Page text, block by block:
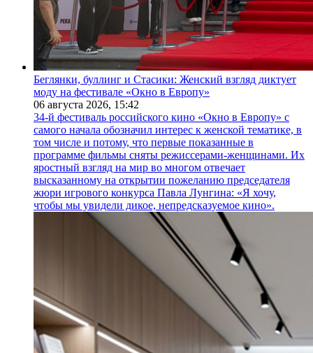
Беглянки, буллинг и Стасики: Женский взгляд диктует
моду на фестивале «Окно в Европу»
06 августа 2026, 15:42
34-й фестиваль российского кино «Окно в Европу» с
самого начала обозначил интерес к женской тематике, в
том числе и потому, что первые показанные в
программе фильмы сняты режиссерами-женщинами. Их
яростный взгляд на мир во многом отвечает
высказанному на открытии пожеланию председателя
жюри игрового конкурса Павла Лунгина: «Я хочу,
чтобы мы увидели дикое, непредсказуемое кино».